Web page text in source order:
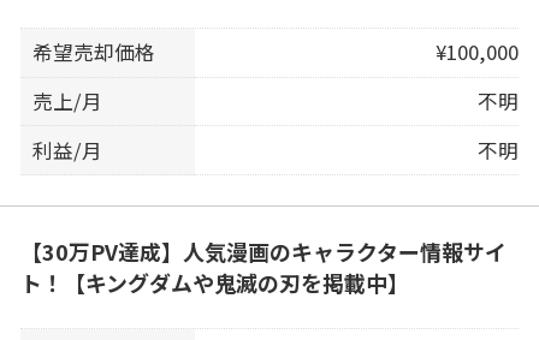
希望売却価格
¥100,000
売上/月
不明
利益/月
不明
【30万PV達成】人気漫画のキャラクター情報サイ
ト！【キングダムや鬼滅の刃を掲載中】